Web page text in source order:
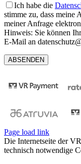
Ich habe die
stimme zu, dass meine
meiner Anfrage
Hinweis: Sie können
E-Mail an
Page load link
Die Internetseite der
technisch notwendige